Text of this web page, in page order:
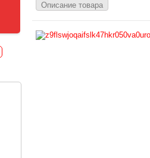
Описание товара